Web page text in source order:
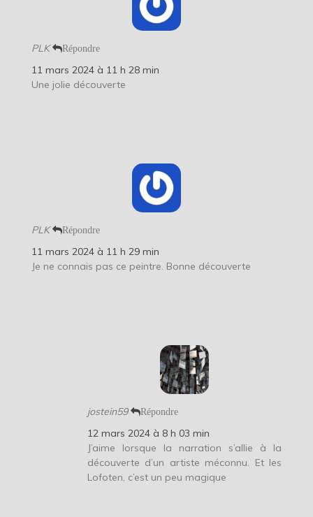
PLK Répondre
11 mars 2024 à 11 h 28 min
Une jolie découverte
PLK Répondre
11 mars 2024 à 11 h 29 min
Je ne connais pas ce peintre. Bonne découverte
jostein59 Répondre
12 mars 2024 à 8 h 03 min
J’aime lorsque la narration s’allie à la
découverte d’un artiste méconnu. Et les
Lofoten, c’est un peu magique